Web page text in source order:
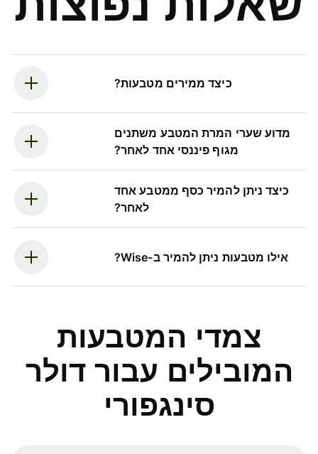
כיצד ממירים מטבעות?
מדוע שערי המרת המטבע משתנים
מגוף פיננסי אחד לאחר?
כיצד ניתן להמיר כסף ממטבע אחד
לאחר?
אילו מטבעות ניתן להמיר ב-Wise?
צמדי המטבעות
המובילים עבור דולר
סינגפורי